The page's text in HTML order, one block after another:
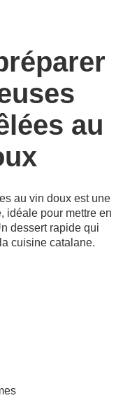
au
au vin doux est une
idéale pour mettre en
dessert rapide qui
cuisine catalane.